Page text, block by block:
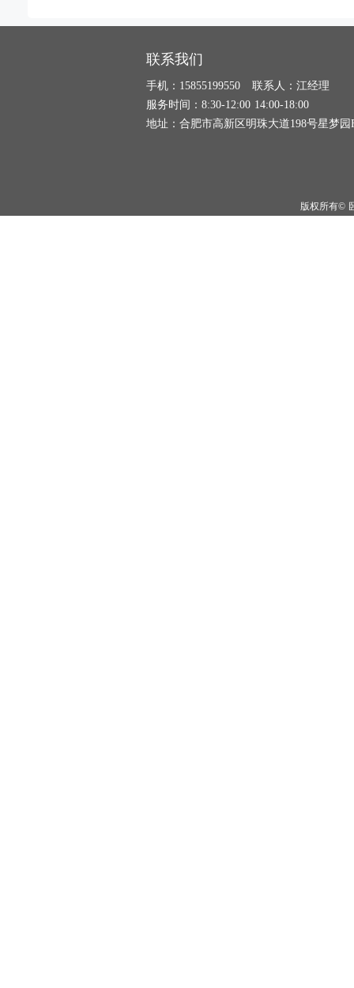
联系我们
手机：15855199550 联系人：江经理
服务时间：8:30-12:00 14:00-18:00
地址：合肥市高新区明珠大道198号星梦园
版权所有©